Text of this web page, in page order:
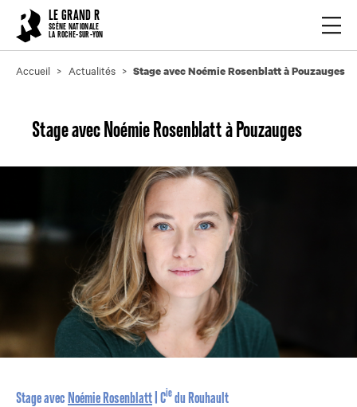
LE GRAND R
SCÈNE NATIONALE
LA ROCHE-SUR-YON
Accueil Actualités Stage avec Noémie Rosenblatt à Pouzauges
Stage avec Noémie Rosenblatt à Pouzauges
Stage avec Noémie Rosenblatt | Cie du Rouhault
Cookies management panel